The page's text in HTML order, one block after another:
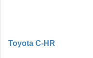
Toyota C-HR